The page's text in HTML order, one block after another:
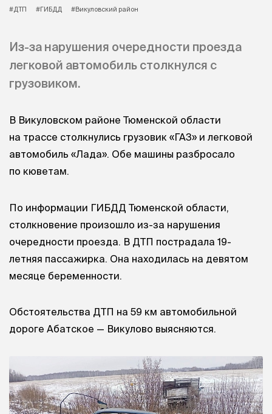
#ДТП #ГИБДД #Викуловский район
Из-за нарушения очередности проезда
легковой автомобиль столкнулся с
грузовиком.
В Викуловском районе Тюменской области
на трассе столкнулись грузовик «ГАЗ» и легковой
автомобиль «Лада». Обе машины разбросало
по кюветам.
По информации ГИБДД Тюменской области,
столкновение произошло из-за нарушения
очередности проезда. В ДТП пострадала 19-
летняя пассажирка. Она находилась на девятом
месяце беременности.
Обстоятельства ДТП на 59 км автомобильной
дороге Абатское — Викулово выясняются.